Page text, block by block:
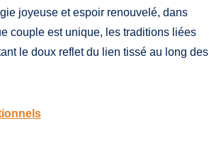
joyeuse et espoir renouvelé, dans
couple est unique, les traditions liées
le doux reflet du lien tissé au long des